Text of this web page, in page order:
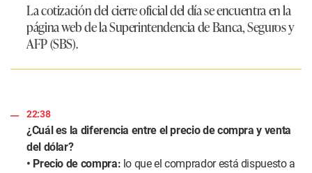
La cotización del cierre oficial del día se encuentra en la
página web de la Superintendencia de Banca, Seguros y
AFP (SBS).
22:38
¿Cuál es la diferencia entre el precio de compra y venta
del dólar?
• Precio de compra: lo que el comprador está dispuesto a